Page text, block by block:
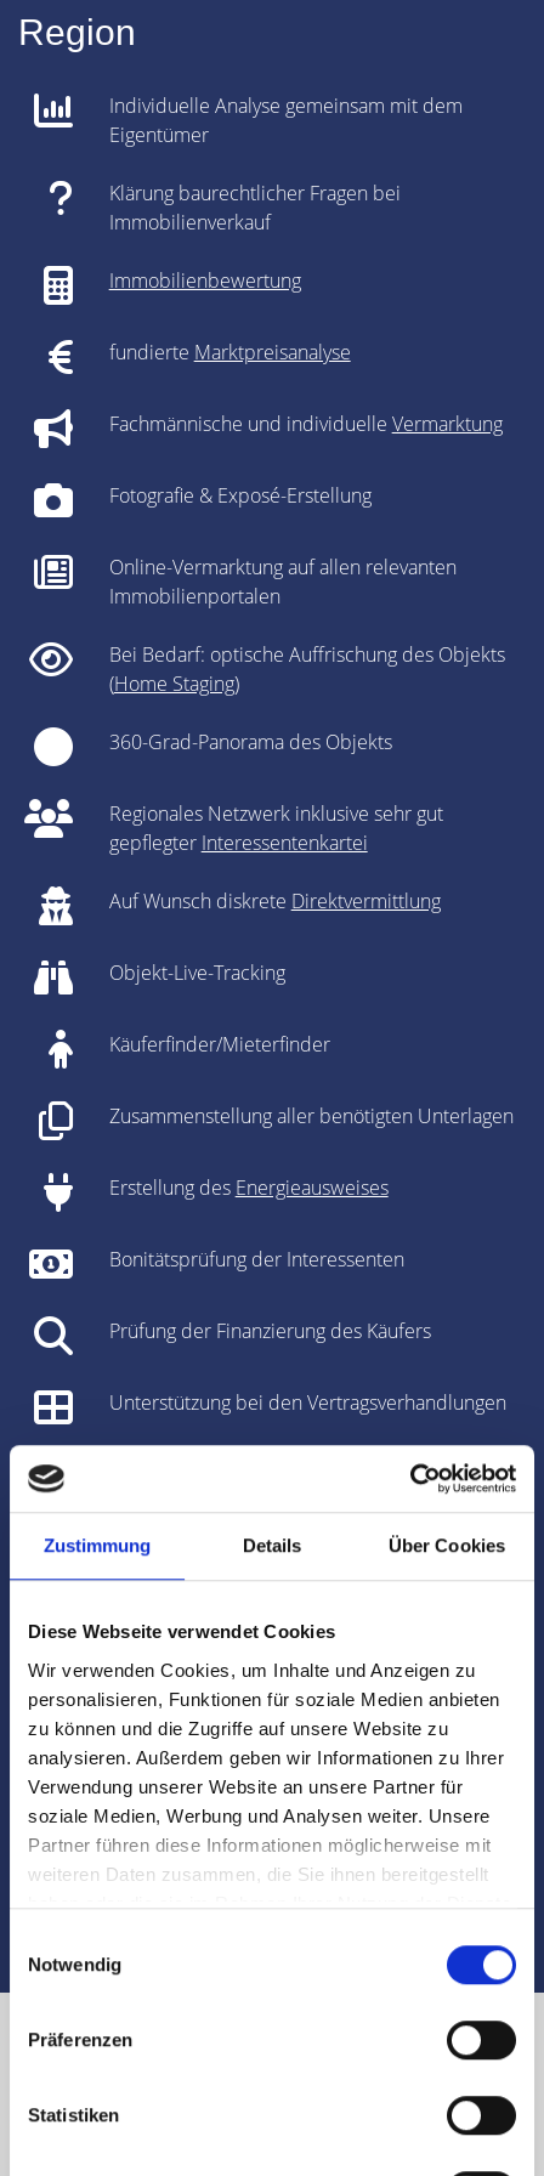
Zustimmung Details Über Cookies
Diese Webseite verwendet Cookies
Wir verwenden Cookies, um Inhalte und Anzeigen zu
personalisieren, Funktionen für soziale Medien anbieten
zu können und die Zugriffe auf unsere Website zu
analysieren. Außerdem geben wir Informationen zu Ihrer
Verwendung unserer Website an unsere Partner für
soziale Medien, Werbung und Analysen weiter. Unsere
Partner führen diese Informationen möglicherweise mit
weiteren Daten zusammen, die Sie ihnen bereitgestellt
haben oder die sie im Rahmen Ihrer Nutzung der Dienste
Notwendig
Präferenzen
Statistiken
Region
Individuelle Analyse gemeinsam mit dem
Eigentümer
Klärung baurechtlicher Fragen bei
Immobilienverkauf
Immobilienbewertung
fundierte Marktpreisanalyse
Fachmännische und individuelle Vermarktung
Fotografie & Exposé-Erstellung
Online-Vermarktung auf allen relevanten
Immobilienportalen
Bei Bedarf: optische Auffrischung des Objekts
(Home Staging)
360-Grad-Panorama des Objekts
Regionales Netzwerk inklusive sehr gut
gepflegter Interessentenkartei
Auf Wunsch diskrete Direktvermittlung
Objekt-Live-Tracking
Käuferfinder/Mieterfinder
Zusammenstellung aller benötigten Unterlagen
Erstellung des Energieausweises
Bonitätsprüfung der Interessenten
Prüfung der Finanzierung des Käufers
Unterstützung bei den Vertragsverhandlungen
Vorbereitung des Kaufvertrages/Mietvertrages
Vorbereitung und Koordinierung des
Notartermins
Marktdaten
Besichtigungen
Begleitung und Unterstützung bei der Objekt-
Übergabe
Auch nach dem Verkauf sind wir für Sie da
Albrecht-Dürer-Haus und